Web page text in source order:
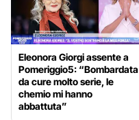
Eleonora Giorgi assente a
Pomeriggio5: “Bombardata
da cure molto serie, le
chemio mi hanno
abbattuta”